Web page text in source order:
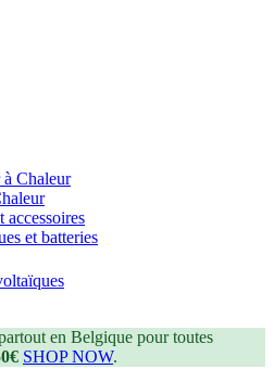
à Chaleur
accessoires
et batteries
en Belgique pour toutes
SHOP NOW.